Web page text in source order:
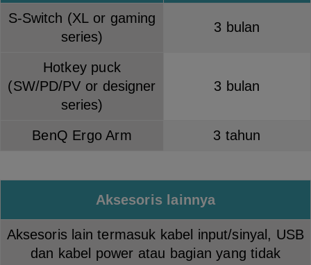
S-Switch (XL or gaming
series)
3 bulan
Hotkey puck
(SW/PD/PV or designer
series)
3 bulan
BenQ Ergo Arm 3 tahun
Aksesoris lainnya
Aksesoris lain termasuk kabel input/sinyal, USB
dan kabel power atau bagian yang tidak